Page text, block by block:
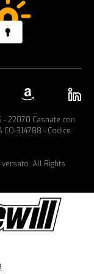
22070 Casnate con
CO-314788 - Codice
All Rights